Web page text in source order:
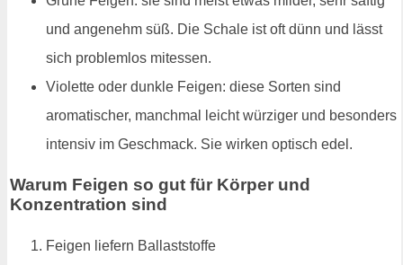
und angenehm süß. Die Schale ist oft dünn und lässt
sich problemlos mitessen.
Violette oder dunkle Feigen: diese Sorten sind
aromatischer, manchmal leicht würziger und besonders
intensiv im Geschmack. Sie wirken optisch edel.
Warum Feigen so gut für Körper und
Konzentration sind
Feigen liefern Ballaststoffe